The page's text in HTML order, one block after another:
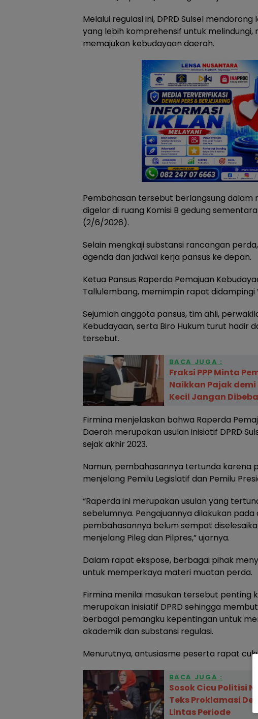
Melalui regulasi ini, DPRD Sulsel
yang lebih komprehensif untuk melindungi,
memajukan kebudayaan daerah.
Pembahasan tersebut berlangsung dalam
digelar di ruang Komisi B gedung sementara
(2/6/2026).
Selain mengkaji substansi rancangan
agenda dan jadwal kerja pansus ke depan.
Ketua Pansus Raperda Pemajuan
Tallulembang, memimpin rapat didampingi
Sejumlah anggota pansus, tim ahli,
Kebudayaan, serta Biro Hukum turut hadir
tersebut.
BACA JUGA :
Fraksi PPP Minta
Naikkan Pajak demi
Kecil Jangan
Firmina menjelaskan bahwa Raperda
Daerah merupakan usulan inisiatif DPRD
sejak akhir 2023.
Namun, pembahasannya tertunda karena
menjelang Pemilu Legislatif dan Pemilu
“Raperda ini merupakan usulan yang
sebelumnya. Pengajuannya dilakukan pada
pembahasannya belum sempat
menjelang Pileg dan Pilpres,” ujarnya.
Dalam rapat ekspose, berbagai pihak
untuk memperkaya materi muatan perda.
Firmina menilai masukan tersebut penting
merupakan inisiatif DPRD sehingga
berbagai pemangku kepentingan untuk
akademik dan substansi regulasi.
Menurutnya, antusiasme peserta rapat
BACA JUGA :
Sosok Cicu Politisi
Teks Proklamasi
Lintas Periode